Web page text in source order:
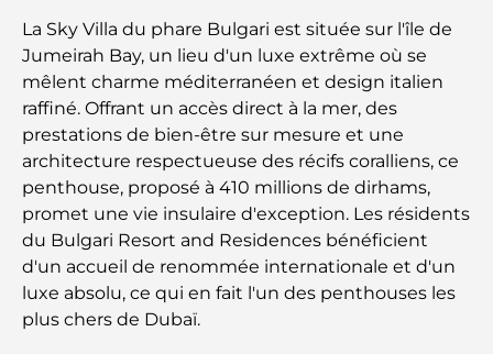
Écoles indiennes à Dubaï : Le guide ultime pour
les parents
Découverte des sites emblématiques d'Abu Dhabi
Écoles à Abou Dhabi : Le guide ultime des
meilleures écoles de la capitale
Restaurants à Abou Dhabi : un tour savoureux de
la capitale
La Sky Villa du phare Bulgari est située sur l'île de
Jumeirah Bay, un lieu d'un luxe extrême où se
mêlent charme méditerranéen et design italien
raffiné. Offrant un accès direct à la mer, des
prestations de bien-être sur mesure et une
architecture respectueuse des récifs coralliens, ce
penthouse, proposé à 410 millions de dirhams,
promet une vie insulaire d'exception. Les résidents
du Bulgari Resort and Residences bénéficient
d'un accueil de renommée internationale et d'un
luxe absolu, ce qui en fait l'un des penthouses les
plus chers de Dubaï.